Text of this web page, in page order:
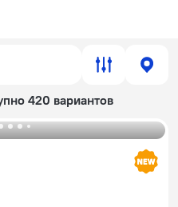
420 вариантов